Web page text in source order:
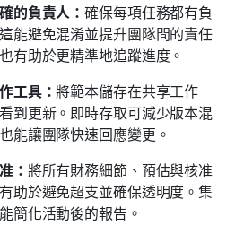
的負責人：確保每項任務都有負
能避免混淆並提升團隊間的責任
有助於更精準地追蹤進度。
工具：將範本儲存在共享工作
到更新。即時存取可減少版本混
能讓團隊快速回應變更。
： 將所有財務細節、預估與核准
助於避免超支並確保透明度。集
簡化活動後的報告。